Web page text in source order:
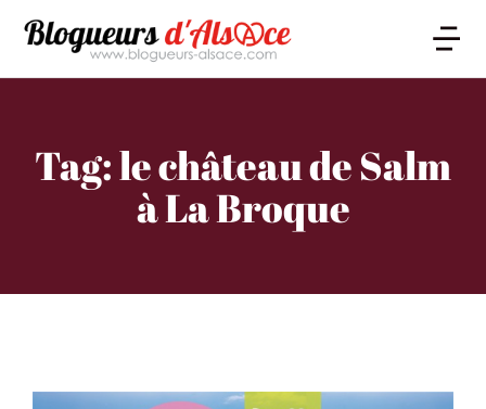
Tag: le château de Salm
à La Broque